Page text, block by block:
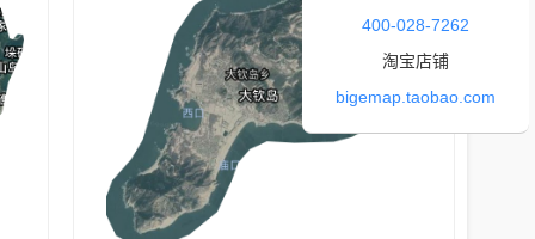
400-028-7262
淘宝店铺
bigemap.taobao.com